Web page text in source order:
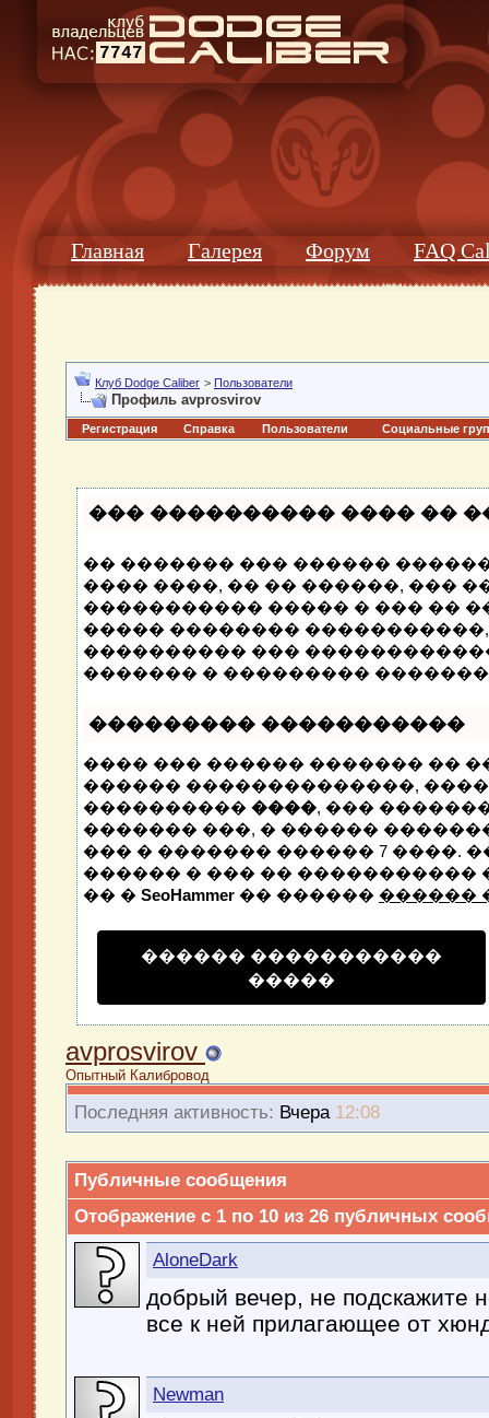
7747
Главная Галерея Форум FAQ
Клуб Dodge Caliber > Пользователи
Профиль avprosvirov
Регистрация Справка Пользователи Социальные
��� ���������� ���� ��
�� ������� ��� ������
���� ����, �� �� ������, ���
����������� ����� � ��� ��
����� ��������
���������� ���
������� � ���������
��������� �����������
���� ��� ������ ������� ��
������ ��������������,
���������� ����, ���
������� ���, � ������
��� � ������� ������ 7 ����.
������ � ��� �� �����������
�� � SeoHammer �� ������ ������
������ �����������
�����
avprosvirov
Опытный Калибровод
Последняя активность: Вчера 12:08
Публичные сообщения
Отображение с 1 по 10 из 26 публичных
AloneDark
добрый вечер, не подскажите
все к ней прилагающее от
Newman